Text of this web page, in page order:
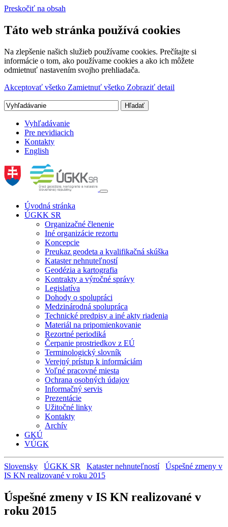
Preskočiť na obsah
Táto web stránka používá cookies
Na zlepšenie našich služieb používame cookies. Prečítajte si
informácie o tom, ako používame cookies a ako ich môžete
odmietnuť nastavením svojho prehliadača.
Akceptovať všetko Zamietnuť všetko Zobraziť detail
Vyhľadávanie
Pre nevidiacich
Kontakty
English
Úvodná stránka
ÚGKK SR
Organizačné členenie
Iné organizácie rezortu
Koncepcie
Preukaz geodeta a kvalifikačná skúška
Kataster nehnuteľností
Geodézia a kartografia
Kontrakty a výročné správy
Legislatíva
Dohody o spolupráci
Medzinárodná spolupráca
Technické predpisy a iné akty riadenia
Materiál na pripomienkovanie
Rezortné periodiká
Čerpanie prostriedkov z EÚ
Terminologický slovník
Verejný prístup k informáciám
Voľné pracovné miesta
Ochrana osobných údajov
Informačný servis
Prezentácie
Užitočné linky
Kontakty
Archív
GKÚ
VÚGK
Slovensky ÚGKK SR Kataster nehnuteľností
Úspešné zmeny v
IS KN realizované v roku 2015
Úspešné zmeny v IS KN realizované v
roku 2015